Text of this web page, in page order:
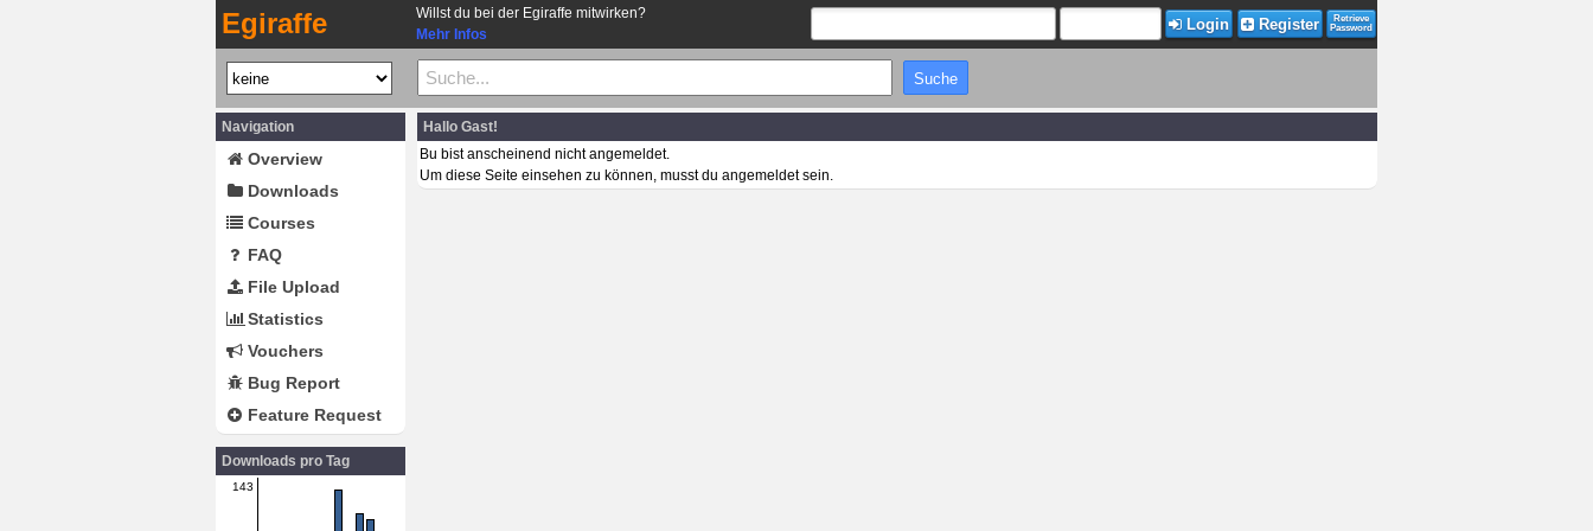
Egiraffe
Willst du bei der Egiraffe mitwirken?
Mehr Infos
Login Register
Retrieve
Password
Navigation
Overview
Downloads
Courses
FAQ
File Upload
Statistics
Vouchers
Bug Report
Feature Request
Downloads pro Tag
143
Hallo Gast!
Bu bist anscheinend nicht angemeldet.
Um diese Seite einsehen zu können, musst du angemeldet sein.